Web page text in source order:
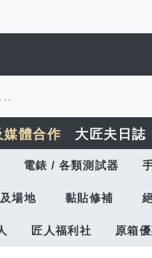
體合作 大匠夫日誌
電錶 / 各類測試器
場地 黏貼修補
匠人福利社 原箱